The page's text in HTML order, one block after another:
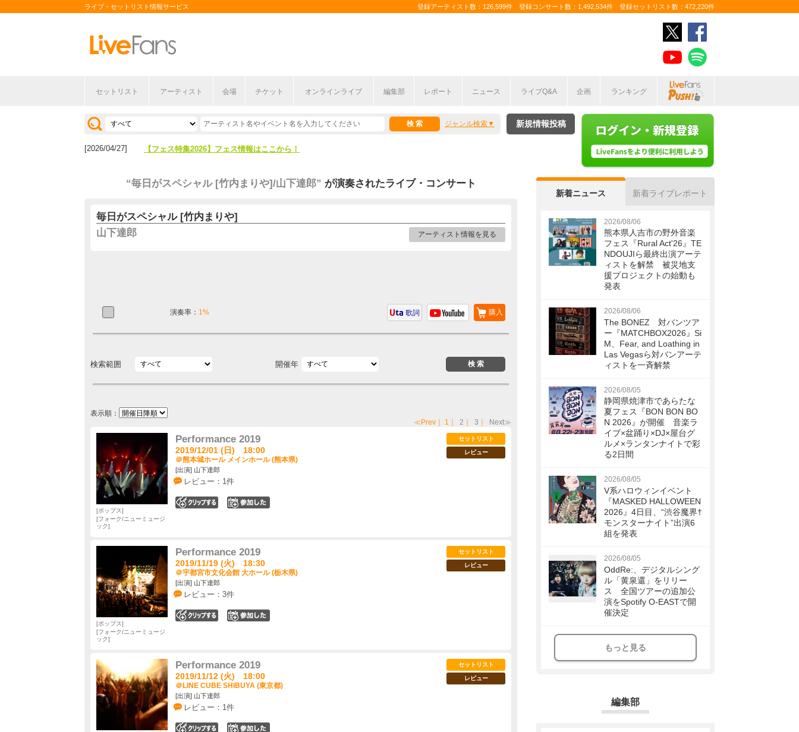
ライブ・セットリスト情報サービス 登録アーティスト数：126,599件 登録コンサート数：1,492,534件 登録セットリスト数：472,220件
セットリスト アーティスト 会場 チケット オンラインライブ 編集部 レポート ニュース ライブQ&A 企画 ランキング
ジャンル検索
[2026/07/28] 【ライブ動員ランキング】2026年上半期編発表！
[2026/04/27] 【フェス特集2026】フェス情報はここから！
新規情報投稿
“毎日がスペシャル [竹内まりや]/山下達郎” が演奏されたライブ・コンサート
毎日がスペシャル [竹内まりや]
山下達郎
アーティスト情報を見る
演奏率： 1% 購入
歌詞
検索範囲 開催年
表示順：
≪Prev ｜ 1 ｜ 2 ｜ 3 ｜ Next≫
Performance 2019
2019/12/01 (日) 18:00
＠熊本城ホール メインホール (熊本県)
[出演] 山下達郎
レビュー：1件
セットリスト
レビュー
ポップス
フォーク/ニューミュージ
ック
Performance 2019
2019/11/19 (火) 18:30
＠宇都宮市文化会館 大ホール (栃木県)
[出演] 山下達郎
レビュー：3件
セットリスト
レビュー
ポップス
フォーク/ニューミュージ
ック
Performance 2019
2019/11/12 (火) 18:00
＠LINE CUBE SHIBUYA (東京都)
[出演] 山下達郎
レビュー：1件
セットリスト
レビュー
新着ニュース 新着ライブレポート
2026/08/06
熊本県人吉市の野外音楽
フェス『Rural Act'26』TE
NDOUJIら最終出演アーテ
ィストを解禁 被災地支
援プロジェクトの始動も
発表
2026/08/06
The BONEZ 対バンツア
ー『MATCHBOX2026』Si
M、Fear, and Loathing in
Las Vegasら対バンアーテ
ィストを一斉解禁
2026/08/05
静岡県焼津市であらたな
夏フェス『BON BON BO
N 2026』が開催 音楽ラ
イブ×盆踊り×DJ×屋台グ
ルメ×ランタンナイトで彩
る2日間
2026/08/05
V系ハロウィンイベント
『MASKED HALLOWEEN
2026』4日目、“渋谷魔界†
モンスターナイト”出演6
組を発表
2026/08/05
OddRe:、デジタルシング
ル「黄泉還」をリリー
ス 全国ツアーの追加公
演をSpotify O-EASTで開
催決定
もっと見る
編集部